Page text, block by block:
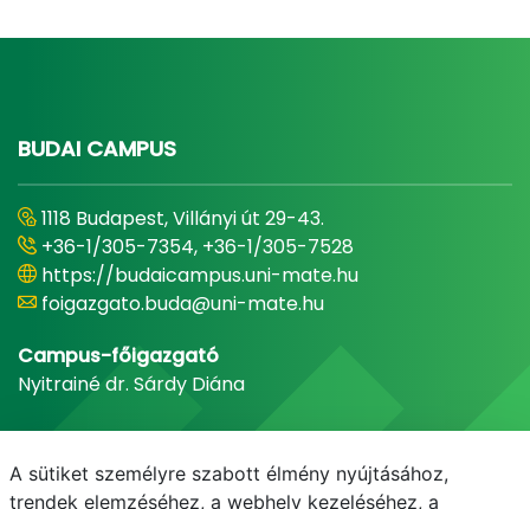
BUDAI CAMPUS
1118 Budapest, Villányi út 29-43.
+36-1/305-7354, +36-1/305-7528
https://budaicampus.uni-mate.hu
foigazgato.buda@uni-mate.hu
Campus-főigazgató
Nyitrainé dr. Sárdy Diána
A sütiket személyre szabott élmény nyújtásához,
trendek elemzéséhez, a webhely kezeléséhez, a